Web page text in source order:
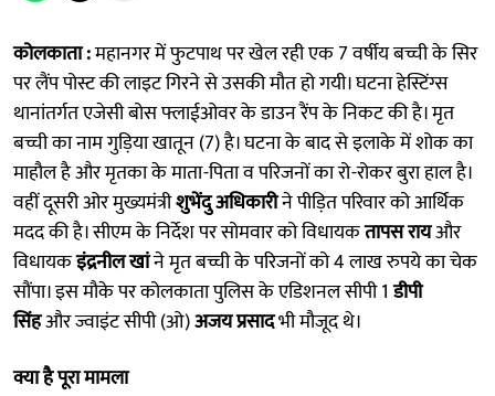
कोलकाता :महानगर में फुटपाथ पर खेल रही एक 7 वर्षीय बच्ची के सिर
पर लैंप पोस्ट की लाइट गिरने से उसकी मौत हो गयी। घटना हेस्टिंग्स
थानांतर्गत एजेसी बोस फ्लाईओवर के डाउन रैंप के निकट की है। मृत
बच्ची का नाम गुड़िया खातून (7) है। घटना के बाद से इलाके में शोक का
माहौल है और मृतका के माता-पिता व परिजनों का रो-रोकर बुरा हाल है।
वहीं दूसरी ओर मुख्यमंत्रीशुभेंदु अधिकारीने पीड़ित परिवार को आर्थिक
मदद की है। सीएम के निर्देश पर सोमवार को विधायकतापस रायऔर
विधायकइंद्रनील खांने मृत बच्ची के परिजनों को 4 लाख रुपये का चेक
सौंपा। इस मौके पर कोलकाता पुलिस के एडिशनल सीपी 1डीपी
सिंहऔर ज्वाइंट सीपी (ओ)अजय प्रसादभी मौजूद थे।
क्या है पूरा मामला